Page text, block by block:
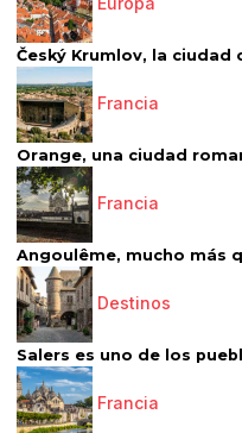
Český Krumlov, la ciudad
Francia
Orange, una ciudad
Francia
Angoulême, mucho más
Destinos
Salers es uno de los
Francia